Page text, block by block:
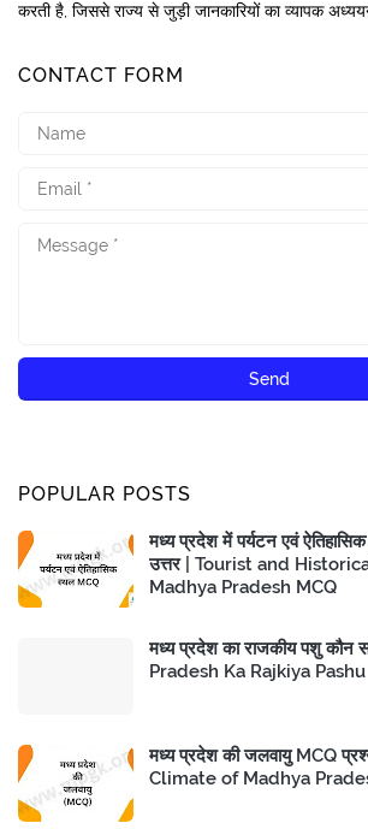
करती है, जिससे राज्य से जुड़ी जानकारियों का व्यापक
CONTACT FORM
POPULAR POSTS
मध्य प्रदेश में पर्यटन एवं
उत्तर | Tourist and
Madhya Pradesh MCQ
मध्य प्रदेश का राजकीय पशु कौन
Pradesh Ka Rajkiya Pashu
मध्य प्रदेश की जलवायु MCQ
Climate of Madhya